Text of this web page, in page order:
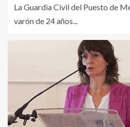
La Guardia Civil del Puesto de
varón de 24 años...